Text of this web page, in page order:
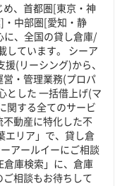
め、首都圏[東京・神
中部圏[愛知・静
、全国の貸し倉庫/
しています。 シーア
(リーシング)から、
・管理業務(プロパ
とした 一括借上げ(マ
関する全てのサービ
動産に特化した不
エリア」で、貸し倉
アールイーにご相談
倉庫検索」に、倉庫
相談もお待ちして